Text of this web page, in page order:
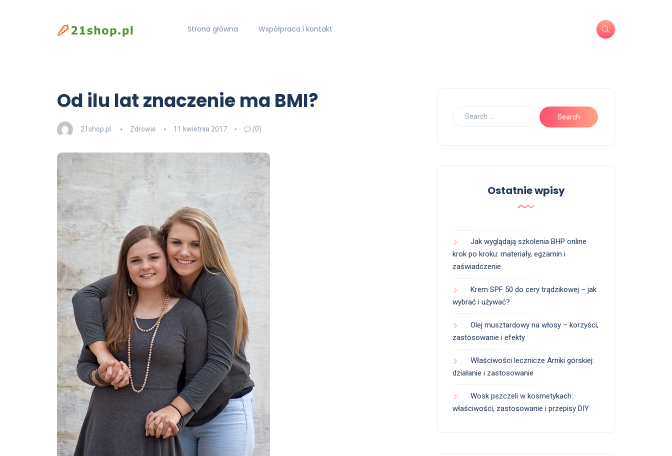
Strona główna Współpraca i kontakt
Od ilu lat znaczenie ma BMI?
21shop.pl Zdrowie 11 kwietnia 2017 (0)
Ostatnie wpisy
Jak wyglądają szkolenia BHP online
krok po kroku: materiały, egzamin i
zaświadczenie
Krem SPF 50 do cery trądzikowej – jak
wybrać i używać?
Olej musztardowy na włosy – korzyści,
zastosowanie i efekty
Właściwości lecznicze Arniki górskiej:
działanie i zastosowanie
Wosk pszczeli w kosmetykach:
właściwości, zastosowanie i przepisy DIY